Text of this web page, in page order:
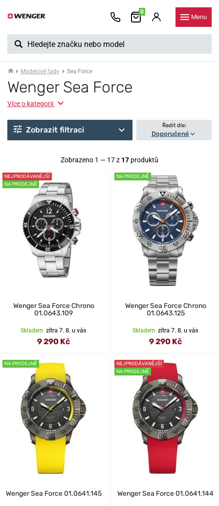
0
Menu
Modelové řady Sea Force
Wenger Sea Force
Více o kategorii
Zobrazit filtraci Řadit dle:
Doporučené
Zobrazeno 1 — 17 z 17 produktů
NEJPRODÁVANĚJŠÍ
NA PRODEJNĚ
Wenger Sea Force Chrono
01.0643.109
Skladem zítra 7. 8. u vás
9 290 Kč
NA PRODEJNĚ
Wenger Sea Force Chrono
01.0643.125
Skladem zítra 7. 8. u vás
9 290 Kč
NA PRODEJNĚ
Wenger Sea Force 01.0641.145
NEJPRODÁVANĚJŠÍ
NA PRODEJNĚ
Wenger Sea Force 01.0641.144